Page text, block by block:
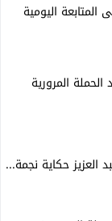
اليومية
المرورية
حكاية نجمة...